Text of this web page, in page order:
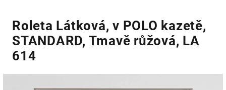
Roleta Látková, v POLO kazetě,
STANDARD, Tmavě růžová, LA
614